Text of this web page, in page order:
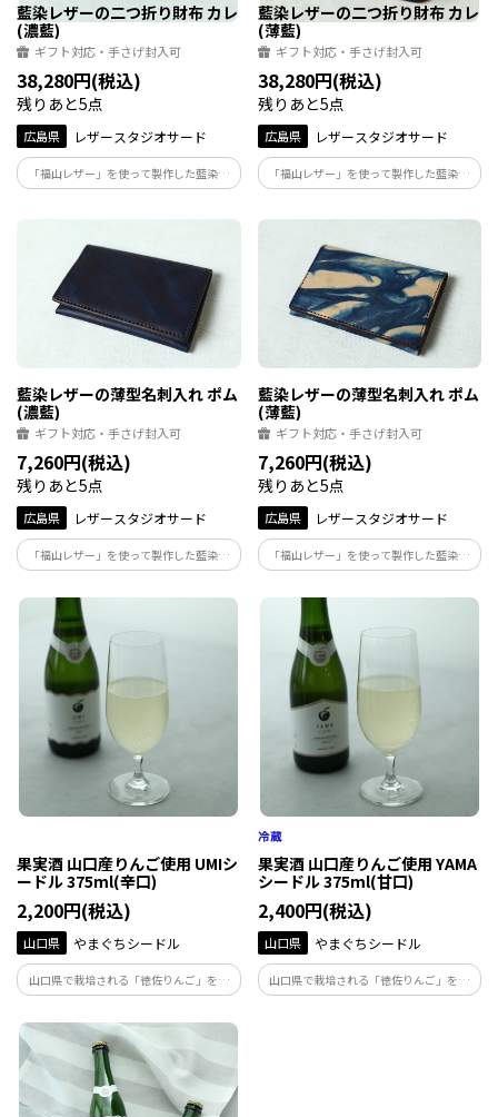
藍染レザーの二つ折り財布 カレ
(濃藍)
ギフト対応・手さげ封入可
38,280円(税込)
残りあと5点
広島県 レザースタジオサード
「福山レザー」を使って製作した藍染の
二つ折り財布。カーブしたカードポケッ
藍染レザーの二つ折り財布 カレ
(薄藍)
ギフト対応・手さげ封入可
38,280円(税込)
残りあと5点
広島県 レザースタジオサード
「福山レザー」を使って製作した藍染の
二つ折り財布。カーブしたカードポケッ
藍染レザーの薄型名刺入れ ポム
(濃藍)
ギフト対応・手さげ封入可
7,260円(税込)
残りあと5点
広島県 レザースタジオサード
「福山レザー」を使って製作した藍染の
薄型の名刺入れ。20枚収納型でスッキリ
と胸ポケットにも収まるサイズです
藍染レザーの薄型名刺入れ ポム
(薄藍)
ギフト対応・手さげ封入可
7,260円(税込)
残りあと5点
広島県 レザースタジオサード
「福山レザー」を使って製作した藍染の
薄型の名刺入れ。20枚収納型でスッキリ
と胸ポケットにも収まるサイズです
果実酒 山口産りんご使用 UMIシ
ードル 375ml(辛口)
2,200円(税込)
山口県 やまぐちシードル
山口県で栽培される「徳佐りんご」を使
用したスパークリングワイン。徳佐りんご
は甘さが特徴で安心安全な栽培方法で育
てられています。
果実酒 山口産りんご使用 YAMA
シードル 375ml(甘口)
2,400円(税込)
山口県 やまぐちシードル
山口県で栽培される「徳佐りんご」を使
用したスパークリングワイン。徳佐りんご